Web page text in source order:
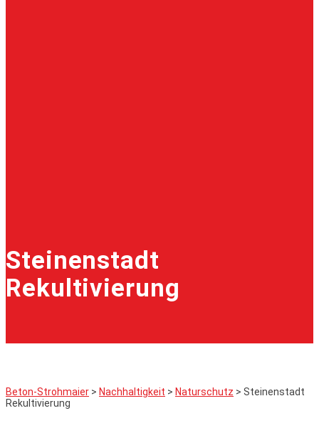
Steinenstadt
Rekultivierung
Beton-Strohmaier > Nachhaltigkeit > Naturschutz > Steinenstadt
Rekultivierung